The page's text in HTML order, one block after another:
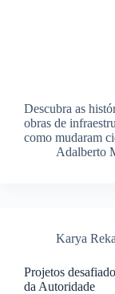
Descubra as
obras de
como mudaram
Adalberto
Karya
Projetos
da Autoridade